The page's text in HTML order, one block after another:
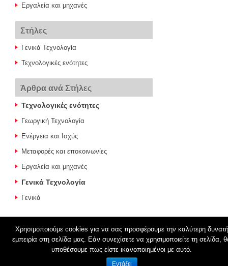
Εργαλεία και μηχανές
Στήλες
Γενικά Τεχνολογία
Τεχνολογικές ενότητες
Άρθρα ανά Στήλες
Τεχνολογικές ενότητες
Γεωργική Τεχνολογία
Ενέργεια και Ισχύς
Μεταφορές και εποκοινωνίες
Εργαλεία και μηχανές
Γενικά Τεχνολογία
Γενικά
© 2026Τεχνολογία Ά Γυμνασίου
Χρησιμοποιούμε cookies για να σας προσφέρουμε την καλύτερη δυνατή
εμπειρία στη σελίδα μας. Εάν συνεχίσετε να χρησιμοποιείτε τη σελίδα,
υποθέσουμε πως είστε ικανοποιημένοι με αυτό.
Εντάξει